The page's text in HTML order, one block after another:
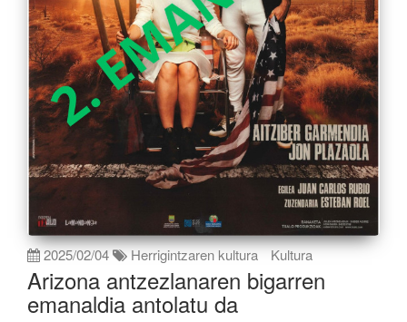
2025/02/04 Herrigintzaren kultura Kultura
Arizona antzezlanaren bigarren
emanaldia antolatu da